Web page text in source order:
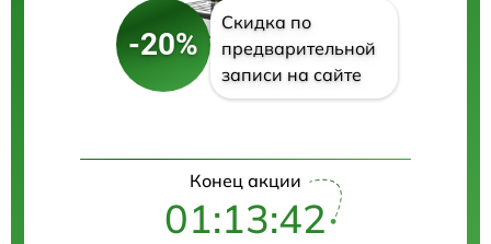
-20%
Скидка по
предварительной
записи на сайте
Конец акции
01:13:42